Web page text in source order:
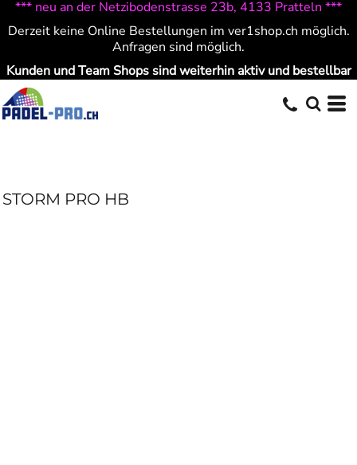
*** neu an der Netzibodenstrasse 23b, 4133 Pratteln ***
Derzeit keine Online Bestellungen im ver1shop.ch möglich.
Anfragen sind möglich.
Kunden und Team Shops sind weiterhin aktiv und bestellbar
STORM PRO HB